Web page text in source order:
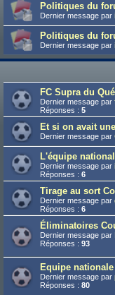
Politiques du
Dernier message par
Politiques du
Dernier message par
FC Supra du
Dernier message par
Réponses : 5
Et si on avait
Dernier message par
L'équipe
Dernier message par
Réponses : 6
Tirage au sort
Dernier message par
Réponses : 6
Éliminatoires
Dernier message par
Réponses : 93
Equipe
Dernier message par
Réponses : 80